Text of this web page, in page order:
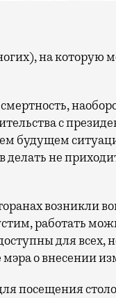
с
будущем
не
возникли
работать
для всех,
мэра о внесении
посещения